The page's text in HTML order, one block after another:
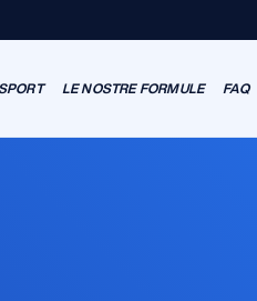
LE NOSTRE FORMULE FAQ